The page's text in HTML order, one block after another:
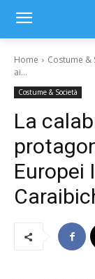
Home Costume &
ai...
Costume & Società
La
Europei